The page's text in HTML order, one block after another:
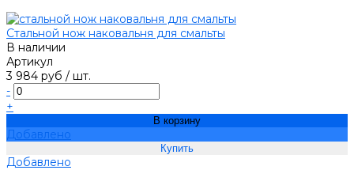
Стальной нож наковальня для смальты
В наличии
Артикул
3 984 руб / шт.
-
+
В корзину
Добавлено
Добавлено